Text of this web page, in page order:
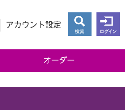
アカウント設定
オーダー